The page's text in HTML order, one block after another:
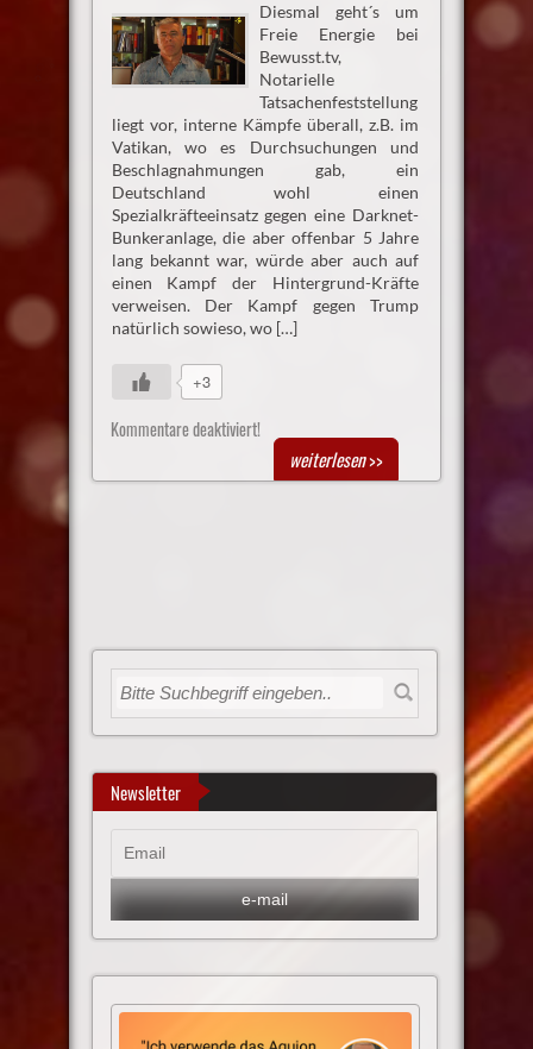
Diesmal geht´s um
Freie Energie bei
Bewusst.tv,
Notarielle
Tatsachenfeststellung
liegt vor, interne Kämpfe überall, z.B. im
Vatikan, wo es Durchsuchungen und
Beschlagnahmungen gab, ein
Deutschland wohl einen
Spezialkräfteeinsatz gegen eine Darknet-
Bunkeranlage, die aber offenbar 5 Jahre
lang bekannt war, würde aber auch auf
einen Kampf der Hintergrund-Kräfte
verweisen. Der Kampf gegen Trump
natürlich sowieso, wo […]
+3
Kommentare deaktiviert!
weiterlesen>>
Newsletter